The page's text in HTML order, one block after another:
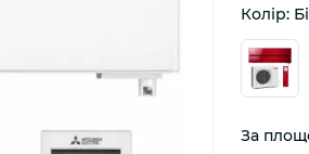
Колір:
За